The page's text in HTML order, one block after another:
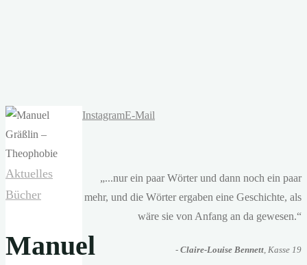
Aktuelles
Bücher
Manuel
InstagramE-Mail
„...nur ein paar Wörter und dann noch ein paar
mehr, und die Wörter ergaben eine Geschichte, als
wäre sie von Anfang an da gewesen.“
- Claire-Louise Bennett, Kasse 19